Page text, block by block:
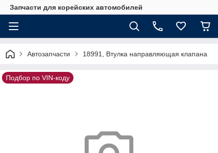
Запчасти для корейских автомобилей
Автозапчасти 18991, Втулка направляющая клапана
Подбор по VIN-коду